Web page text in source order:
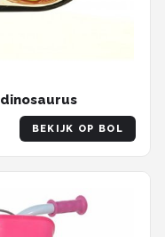
BEKIJK OP BOL